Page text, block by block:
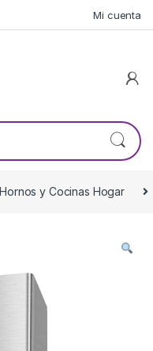
Mi cuenta
Hornos y Cocinas Hogar